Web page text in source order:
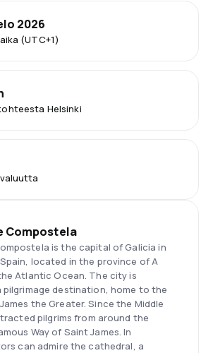
(UTC+1)
2026
Helsinki
Compostela
is the capital of Galicia in
located in the province of A
Atlantic Ocean. The city is
pilgrimage destination, home to the
the Greater. Since the Middle
pilgrims from around the
Way of Saint James. In
can admire the cathedral, a